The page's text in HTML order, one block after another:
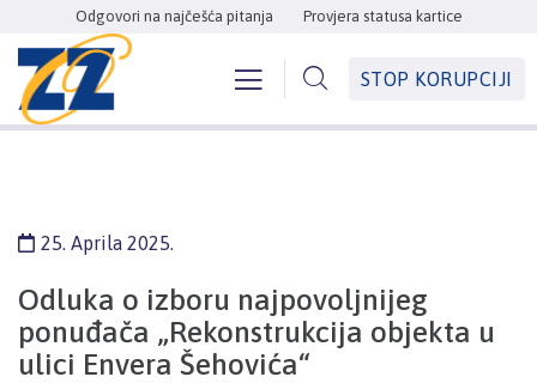
Odgovori na najčešća pitanja Provjera statusa kartice
STOP KORUPCIJI
25. Aprila 2025.
Odluka o izboru najpovoljnijeg
ponuđača „Rekonstrukcija objekta u
ulici Envera Šehovića“